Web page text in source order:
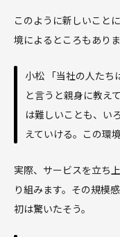
このように新しいこと
境によるところもありま
小松 「当社の人たち
と言うと親身に教え
は難しいことも、い
えていける。この環
実際、サービスを立ち
り組みます。その規模
初は驚いたそう。